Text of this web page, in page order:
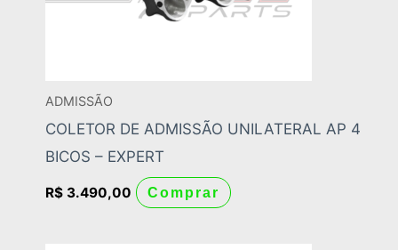
ADMISSÃO
COLETOR DE ADMISSÃO UNILATERAL AP 4
BICOS – EXPERT
R$ 3.490,00 Comprar